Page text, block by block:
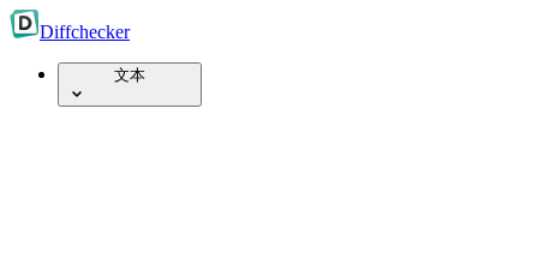
Diffchecker
文本